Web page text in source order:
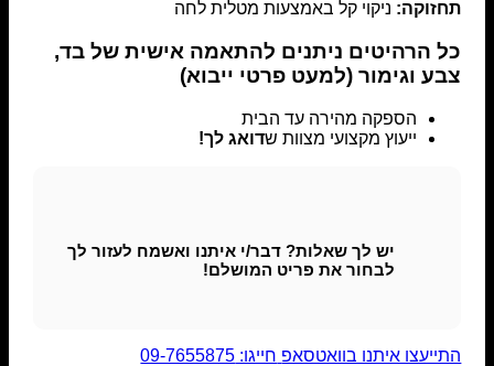
תחזוקה: ניקוי קל באמצעות מטלית לחה
כל הרהיטים ניתנים להתאמה אישית של בד,
צבע וגימור (למעט פרטי ייבוא)
הספקה מהירה עד הבית
ייעוץ מקצועי מצוות שדואג לך!
יש לך שאלות? דבר/י איתנו ואשמח לעזור לך
לבחור את פריט המושלם!
התייעצו איתנו בוואטסאפ חייגו: 09-7655875